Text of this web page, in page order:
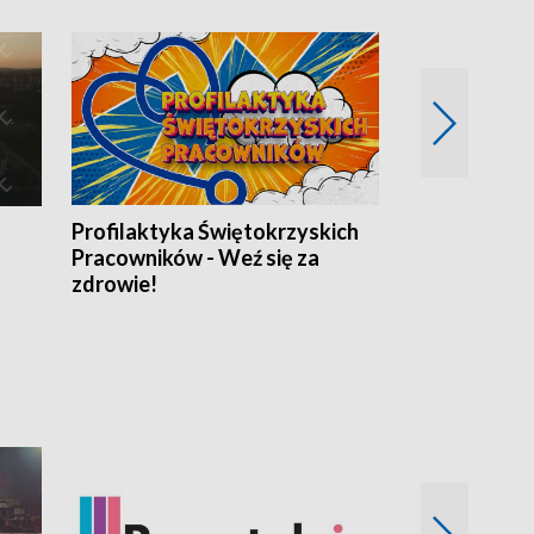
Profilaktyka Świętokrzyskich
Pracowników - Weź się za
zdrowie!